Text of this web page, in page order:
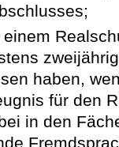
haben,
für den
in den